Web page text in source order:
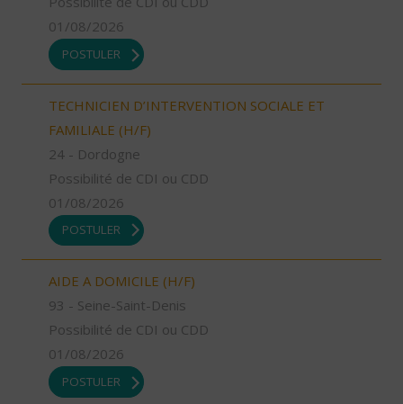
01/08/2026
POSTULER
TECHNICIEN D’INTERVENTION SOCIALE ET
FAMILIALE (H/F)
24 - Dordogne
Possibilité de CDI ou CDD
01/08/2026
POSTULER
AIDE A DOMICILE (H/F)
93 - Seine-Saint-Denis
Possibilité de CDI ou CDD
01/08/2026
POSTULER